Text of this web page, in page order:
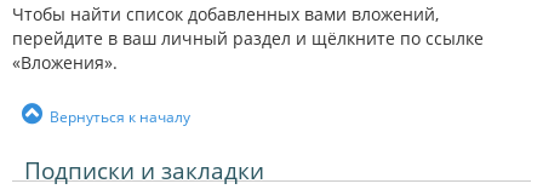
Чтобы найти список добавленных вами вложений,
перейдите в ваш личный раздел и щёлкните по ссылке
«Вложения».
Вернуться к началу
Подписки и закладки